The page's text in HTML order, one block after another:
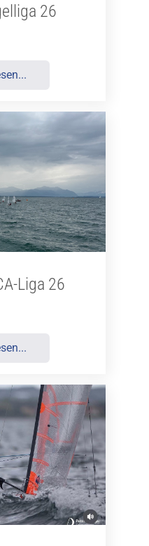
26
Liga 26